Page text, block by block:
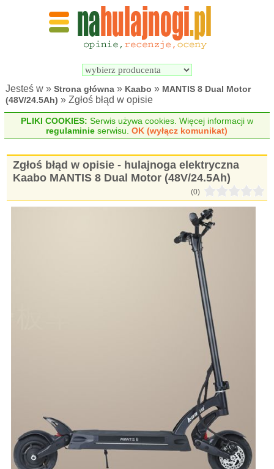
Wyszukiwarka
elektrycznych
Jesteś w »Strona główna » Kaabo » MANTIS 8 Dual Motor
(48V/24.5Ah) » Zgłoś błąd w opisie
PLIKI COOKIES: Serwis używa cookies. Więcej informacji w
regulaminie serwisu.OK (wyłącz komunikat)
Zgłoś błąd w opisie - hulajnoga elektryczna
Kaabo MANTIS 8 Dual Motor (48V/24.5Ah)
(0)